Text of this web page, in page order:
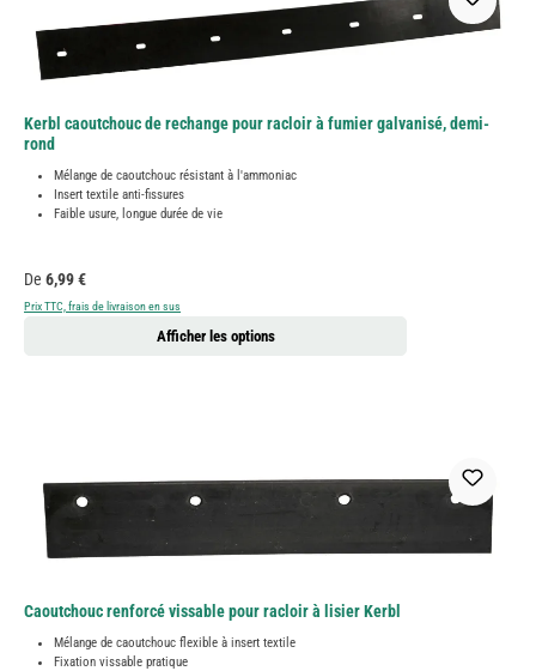
Kerbl caoutchouc de rechange pour racloir à fumier galvanisé, demi-
rond
Mélange de caoutchouc résistant à l'ammoniac
Insert textile anti-fissures
Faible usure, longue durée de vie
Prix régulier :
De 6,99 €
Prix TTC, frais de livraison en sus
Afficher les options
Caoutchouc renforcé vissable pour racloir à lisier Kerbl
Mélange de caoutchouc flexible à insert textile
Fixation vissable pratique